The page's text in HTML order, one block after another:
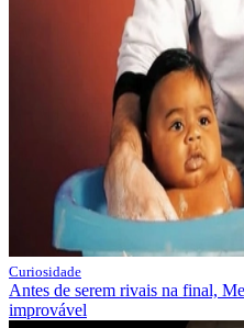
Curiosidade
Antes de serem rivais na final,
improvável